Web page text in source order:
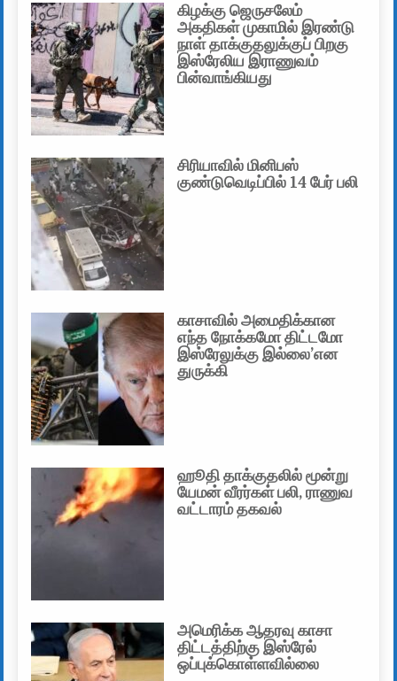
கிழக்கு ஜெருசலேம்
அகதிகள் முகாமில் இரண்டு
நாள் தாக்குதலுக்குப் பிறகு
இஸ்ரேலிய இராணுவம்
பின்வாங்கியது
சிரியாவில் மினிபஸ்
குண்டுவெடிப்பில் 14 பேர் பலி
காசாவில் அமைதிக்கான
எந்த நோக்கமோ திட்டமோ
இஸ்ரேலுக்கு இல்லை’என
துருக்கி
ஹூதி தாக்குதலில் மூன்று
யேமன் வீரர்கள் பலி, ராணுவ
வட்டாரம் தகவல்
அமெரிக்க ஆதரவு காசா
திட்டத்திற்கு இஸ்ரேல்
ஒப்புக்கொள்ளவில்லை